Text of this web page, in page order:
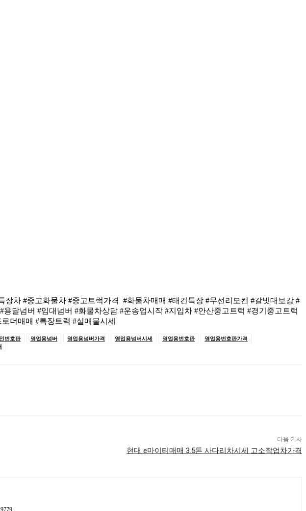
차 #중고화물차 #중고트럭가격 #화물차매매 #태건특장 #무선리모컨 #갈빗대보강 #
달넘버 #임대넘버 #화물차상담 #운송업시작 #지입차 #안산중고트럭 #경기중고트럭
더매매 #특장트럭 #실매물시세
번호판 영업용넘버 영업용넘버가격 영업용넘버시세 영업용번호판
영업용번호판가격
다음 기사
현대 e마이티매매 3.5톤 사다리차시세 고소작업차가격